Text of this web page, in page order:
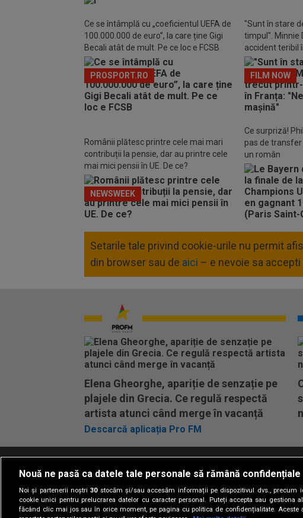
Ce se întâmplă cu „coeficientul UEFA de
100.000.000 de euro”, la care ține Gigi
Becali atât de mult. Pe ce loc e FCSB
PROSPORT.RO
"Sunt în stare
timpul". Minnie
accident teribil
din mașină"
FILM NOW
Românii plătesc printre cele mai mari
contribuții la pensie, dar au printre cele
mai mici pensii în UE. De ce?
NEWSWEEK
Ce surpriză!
pas de
un român
Setarile tale privind cookie-urile nu permit
din browser sau de aici – e nevoie sa
Elena Gheorghe, apariție de senzație pe
plajele din Grecia. Ce regulă respectă
artista atunci când merge în vacanță
Descarcă aplicația Pro FM
Termeni si conditii Politica de confidentialitate
Nouă ne pasă ca datele tale personale să rămână confidențiale
Noi și partenerii noștri30stocăm și/sau accesăm informații pe dispozitivul dvs., precum
cookie unici pentru prelucrarea datelor cu caracter personal. Puteți accepta sau gestiona
făcând clic mai jos sau în orice moment, pe pagina cu politica de confidențialitate. Aceste